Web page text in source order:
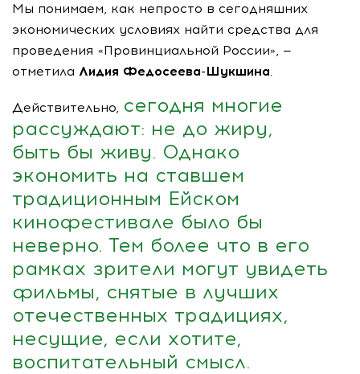
Мы понимаем, как непросто в сегодняшних
экономических условиях найти средства для
проведения «Провинциальной России», —
отметила Лидия Федосеева-Шукшина.
Действительно, сегодня многие
рассуждают: не до жиру,
быть бы живу. Однако
экономить на ставшем
традиционным Ейском
кинофестивале было бы
неверно. Тем более что в его
рамках зрители могут увидеть
фильмы, снятые в лучших
отечественных традициях,
несущие, если хотите,
воспитательный смысл.